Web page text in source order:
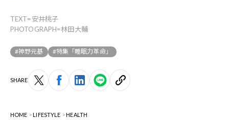
TEXT=安井桃子
PHOTOGRAPH=林田大輔
#神野元基 #特集「睡眠力革命」
SHARE
HOME LIFESTYLE
HEALTH